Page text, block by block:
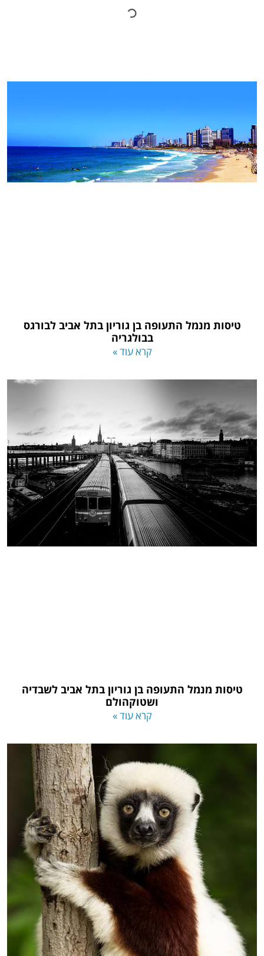
טיסות מנמל התעופה בן גוריון בתל אביב לבורגס
בבולגריה
קרא עוד »
טיסות מנמל התעופה בן גוריון בתל אביב לשבדיה
ושטוקהולם
קרא עוד »